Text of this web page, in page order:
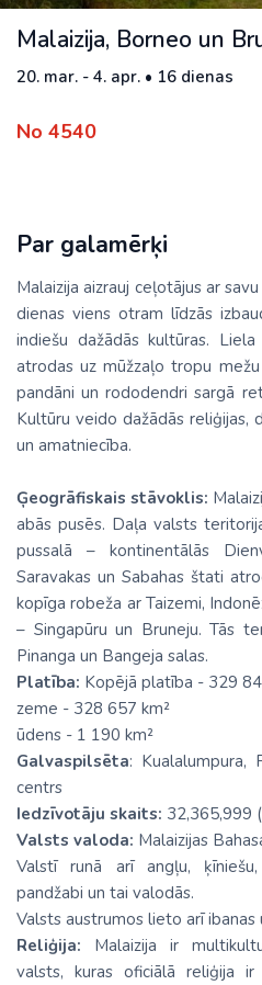
Malaizija, Borneo un
20. mar. - 4. apr. • 16 dienas
No 4540
Par galamērķi
Malaizija aizrauj ceļotājus ar
dienas viens otram līdzās
indiešu dažādās kultūras.
atrodas uz mūžzaļo tropu
pandāni un rododendri sargā
Kultūru veido dažādās reliģijas,
un amatniecība.
Ģeogrāfiskais stāvoklis:
abās pusēs. Daļa valsts
pussalā – kontinentālās
Saravakas un Sabahas štati
kopīga robeža ar Taizemi,
– Singapūru un Bruneju. Tās
Pinanga un Bangeja salas.
Platība: Kopējā platība - 329
zeme - 328 657 km²
ūdens - 1 190 km²
Galvaspilsēta: Kualalumpura,
centrs
Iedzīvotāju skaits: 32,365,999
Valsts valoda: Malaizijas
Valstī runā arī angļu,
pandžabi un tai valodās.
Valsts austrumos lieto arī ibanas
Reliģija: Malaizija ir
valsts, kuras oficiālā reliģija